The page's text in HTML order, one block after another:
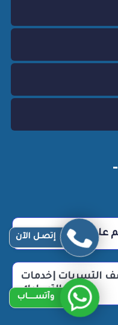
مدار 24 ساعة
التسربات |خدمات
التسليك
إتصـل الآن
وآتســــاب